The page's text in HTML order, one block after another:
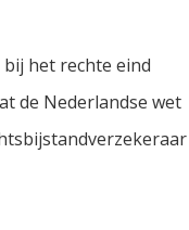
het rechte eind
de Nederlandse wet